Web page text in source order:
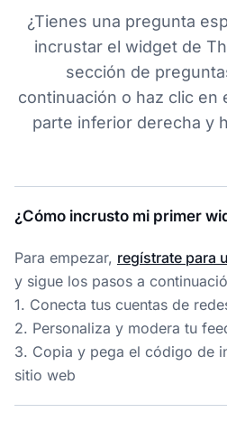
¿Tienes una pregunta
incrustar el widget de
sección de
continuación o haz clic en
parte inferior derecha y
¿Cómo incrusto mi primer
Para empezar, regístrate para
y sigue los pasos a
1. Conecta tus cuentas de
2. Personaliza y modera tu
3. Copia y pega el código de
sitio web